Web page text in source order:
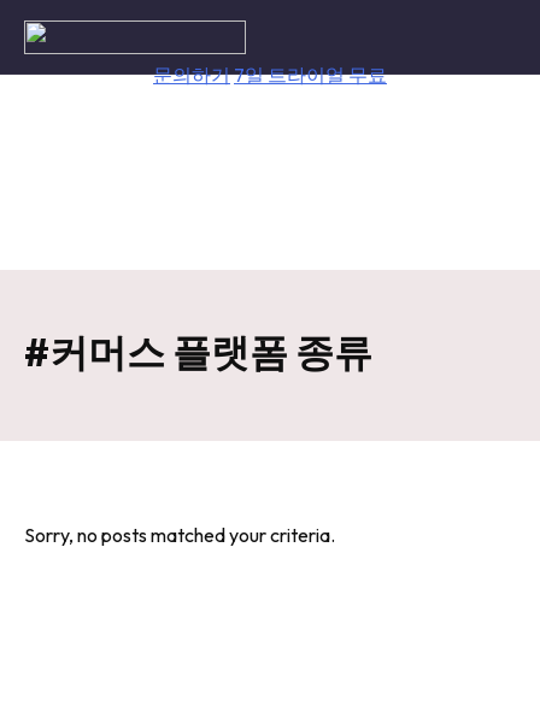
content
문의하기7일 트라이얼 무료
#커머스 플랫폼 종류
Sorry, no posts matched your criteria.